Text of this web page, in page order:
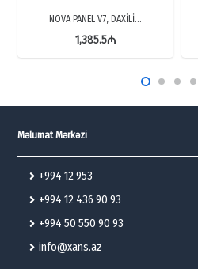
NOVA PANEL V7, DAXİLİ…
1,385.5₼
Məlumat Mərkəzi
+994 12 953
+994 12 436 90 93
+994 50 550 90 93
info@xans.az